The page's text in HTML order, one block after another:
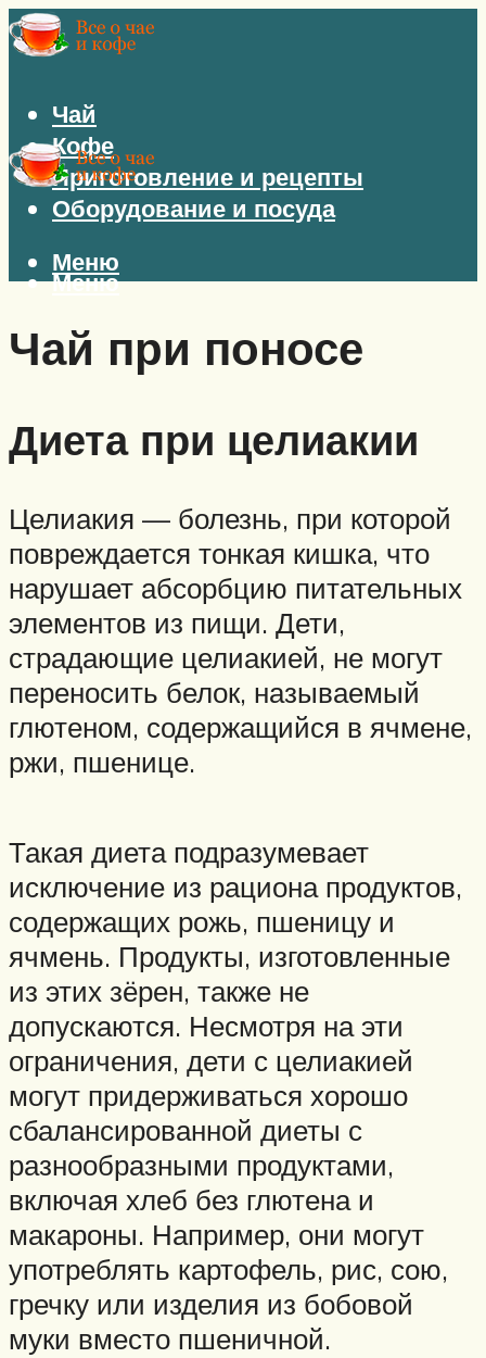
Чай
Кофе
Приготовление и рецепты
Оборудование и посуда
Меню
Меню
Чай при поносе
Диета при целиакии
Целиакия — болезнь, при которой
повреждается тонкая кишка, что
нарушает абсорбцию питательных
элементов из пищи. Дети,
страдающие целиакией, не могут
переносить белок, называемый
глютеном, содержащийся в ячмене,
ржи, пшенице.
Такая диета подразумевает
исключение из рациона продуктов,
содержащих рожь, пшеницу и
ячмень. Продукты, изготовленные
из этих зёрен, также не
допускаются. Несмотря на эти
ограничения, дети с целиакией
могут придерживаться хорошо
сбалансированной диеты с
разнообразными продуктами,
включая хлеб без глютена и
макароны. Например, они могут
употреблять картофель, рис, сою,
гречку или изделия из бобовой
муки вместо пшеничной.